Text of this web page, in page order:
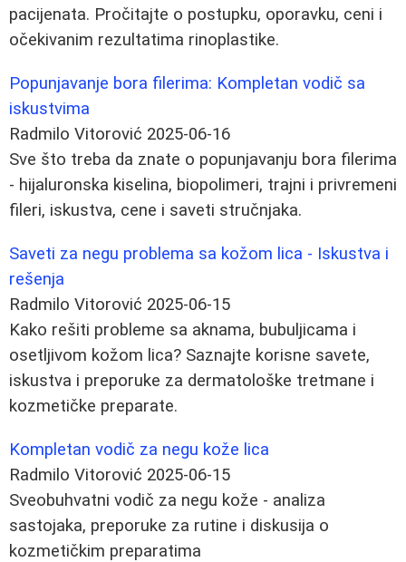
pacijenata. Pročitajte o postupku, oporavku, ceni i
očekivanim rezultatima rinoplastike.
Popunjavanje bora filerima: Kompletan vodič sa
iskustvima
Radmilo Vitorović 2025-06-16
Sve što treba da znate o popunjavanju bora filerima
- hijaluronska kiselina, biopolimeri, trajni i privremeni
fileri, iskustva, cene i saveti stručnjaka.
Saveti za negu problema sa kožom lica - Iskustva i
rešenja
Radmilo Vitorović 2025-06-15
Kako rešiti probleme sa aknama, bubuljicama i
osetljivom kožom lica? Saznajte korisne savete,
iskustva i preporuke za dermatološke tretmane i
kozmetičke preparate.
Kompletan vodič za negu kože lica
Radmilo Vitorović 2025-06-15
Sveobuhvatni vodič za negu kože - analiza
sastojaka, preporuke za rutine i diskusija o
kozmetičkim preparatima